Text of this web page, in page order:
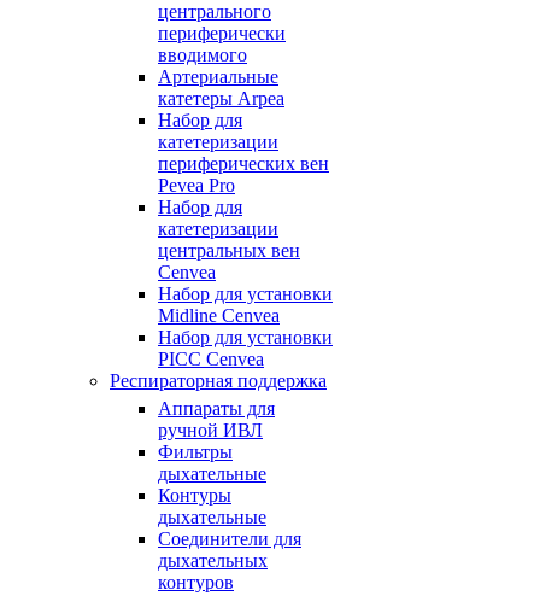
центрального
периферически
вводимого
Артериальные
катетеры Arpea
Набор для
катетеризации
периферических вен
Pevea Pro
Набор для
катетеризации
центральных вен
Cenvea
Набор для установки
Midline Cenvea
Набор для установки
PICC Cenvea
Респираторная поддержка
Аппараты для
ручной ИВЛ
Фильтры
дыхательные
Контуры
дыхательные
Соединители для
дыхательных
контуров